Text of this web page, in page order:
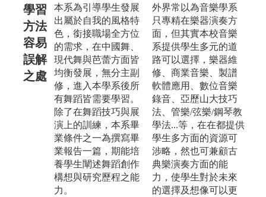
學習
方法
容易
誤解
之處
本系為引導學生發展
出屬於自我的風格特
色，銜接職場全方位
的需求，在中國舞、
現代舞與芭蕾方面皆
均衡發展，無分主副
修，進入本學系後所
有舞蹈皆需要學習。
除了在舞蹈技巧與展
演上的訓練，本系畢
業條件之一為撰寫畢
業報告一篇，期能培
養學生闡述舞蹈創作
構想與研究歷程之能
力。
外界常以為音樂學系
只專精在樂器演奏方
面，但其實本校音樂
系提供學生多元的道
路可以選擇，樂器維
修、商業音樂、製譜
軟體應用、數位音樂
錄音、亞歷山大技巧
法、管樂/弦樂/鋼琴教
學法...等，在在都提供
學生多方面的資源可
涉略，然也可兼顧古
典樂演奏方面的能
力，使學生對於未來
的選擇及想像可以更